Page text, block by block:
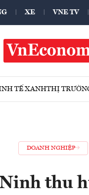
XE VNE TV
TẾ XANHTHỊ
DOANH NGHIỆP
thu